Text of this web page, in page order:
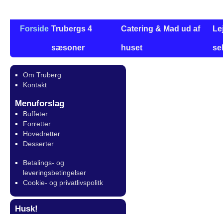
Forside Trubergs 4
sæsoner
Catering & Mad ud af
huset
Om Truberg
Kontakt
Menuforslag
Buffeter
Forretter
Hovedretter
Desserter
Betalings- og
leveringsbetingelser
Cookie- og privatlivspolitk
Husk!